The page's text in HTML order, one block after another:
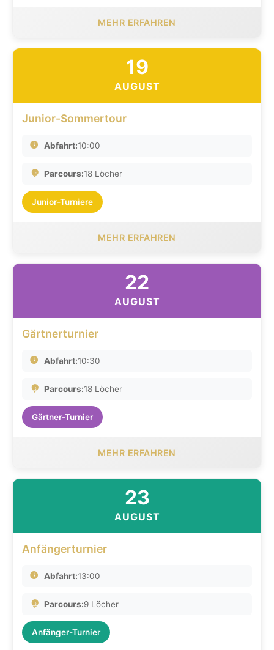
MEHR ERFAHREN
19
AUGUST
Junior-Sommertour
Abfahrt:10:00
Parcours:18 Löcher
Junior-Turniere
MEHR ERFAHREN
22
AUGUST
Gärtnerturnier
Abfahrt:10:30
Parcours:18 Löcher
Gärtner-Turnier
MEHR ERFAHREN
23
AUGUST
Anfängerturnier
Abfahrt:13:00
Parcours:9 Löcher
Anfänger-Turnier